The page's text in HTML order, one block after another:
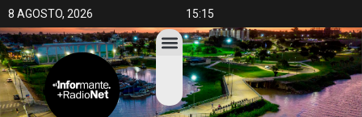
8 AGOSTO, 2026 15:15